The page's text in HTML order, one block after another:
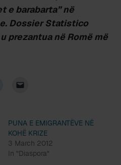
e barabarta” në
Dossier Statistico
prezantua në Romë më
PUNA E EMIGRANTËVE NË
KOHË KRIZE
3 March 2012
In "Diaspora"